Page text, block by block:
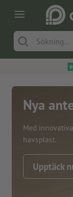
Nya
Med
havsplast.
Upptäck